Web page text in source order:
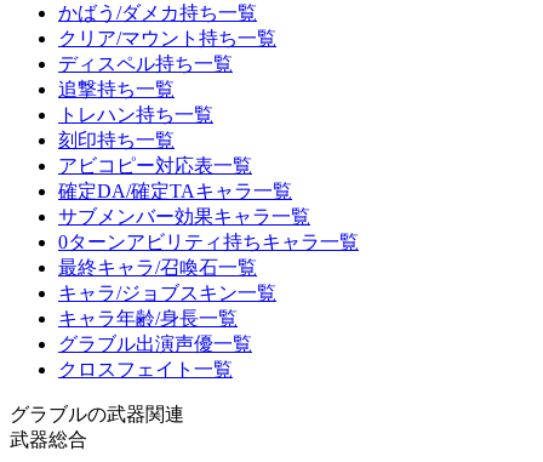
かばう/ダメカ持ち一覧
クリア/マウント持ち一覧
ディスペル持ち一覧
追撃持ち一覧
トレハン持ち一覧
刻印持ち一覧
アビコピー対応表一覧
確定DA/確定TAキャラ一覧
サブメンバー効果キャラ一覧
0ターンアビリティ持ちキャラ一覧
最終キャラ/召喚石一覧
キャラ/ジョブスキン一覧
キャラ年齢/身長一覧
グラブル出演声優一覧
クロスフェイト一覧
グラブルの武器関連
武器総合